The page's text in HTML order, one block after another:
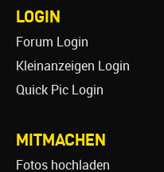
LOGIN
Forum Login
Kleinanzeigen Login
Quick Pic Login
MITMACHEN
Fotos hochladen